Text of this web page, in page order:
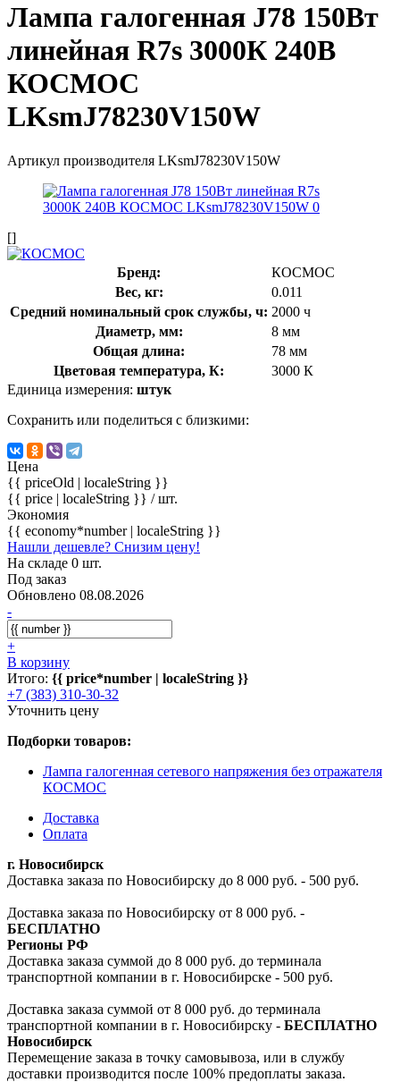
Лампа галогенная J78 150Вт
линейная R7s 3000К 240В
КОСМОС
LKsmJ78230V150W
Артикул производителя LKsmJ78230V150W
[]
Бренд:
КОСМОС
Вес, кг:
0.011
Средний номинальный срок службы, ч: 2000 ч
Диаметр, мм:
8 мм
Общая длина:
78 мм
Цветовая температура, К:
3000 К
Единица измерения: штук
Сохранить или поделиться с близкими:
Цена
{{ priceOld | localeString }}
{{ price | localeString }} / шт.
Экономия
{{ economy*number | localeString }}
Нашли дешевле? Снизим цену!
На складе 0 шт.
Под заказ
Обновлено 08.08.2026
-
+
В корзину
Итого: {{ price*number | localeString }}
+7 (383) 310-30-32
Уточнить цену
Подборки товаров:
Лампа галогенная сетевого напряжения без отражателя
КОСМОС
Доставка
Оплата
г. Новосибирск
Доставка заказа по Новосибирску до 8 000 руб. - 500 руб.
Доставка заказа по Новосибирску от 8 000 руб. -
БЕСПЛАТНО
Регионы РФ
Доставка заказа суммой до 8 000 руб. до терминала
транспортной компании в г. Новосибирске - 500 руб.
Доставка заказа суммой от 8 000 руб. до терминала
транспортной компании в г. Новосибирску - БЕСПЛАТНО
Новосибирск
Перемещение заказа в точку самовывоза, или в службу
доставки производится после 100% предоплаты заказа.